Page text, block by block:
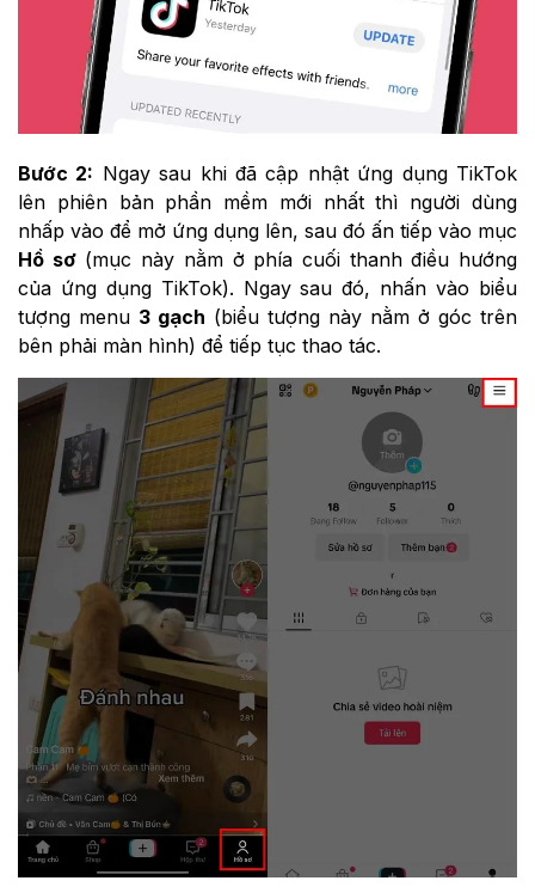
Bước 2: Ngay sau khi đã cập nhật ứng dụng TikTok
lên phiên bản phần mềm mới nhất thì người dùng
nhấp vào để mở ứng dụng lên, sau đó ấn tiếp vào mục
Hồ sơ(mục này nằm ở phía cuối thanh điều hướng
của ứng dụng TikTok). Ngay sau đó, nhấn vào biểu
tượng menu 3 gạch (biểu tượng này nằm ở góc trên
bên phải màn hình) để tiếp tục thao tác.